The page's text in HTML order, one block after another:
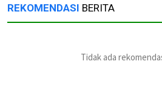
REKOMENDASI BERITA
Tidak ada